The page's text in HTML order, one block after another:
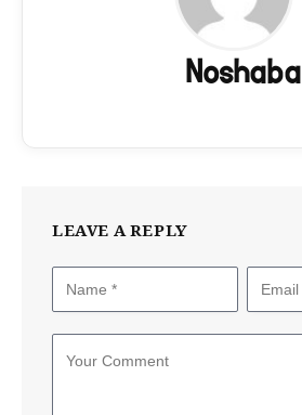
Noshaba
LEAVE A REPLY